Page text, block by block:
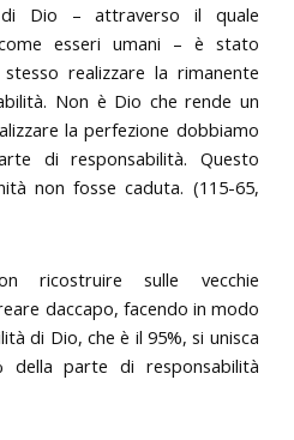
di Dio – attraverso il quale
esseri umani – è stato
realizzare la rimanente
Non è Dio che rende un
la perfezione dobbiamo
di responsabilità. Questo
non fosse caduta. (115-65,
ricostruire sulle vecchie
daccapo, facendo in modo
di Dio, che è il 95%, si unisca
della parte di responsabilità